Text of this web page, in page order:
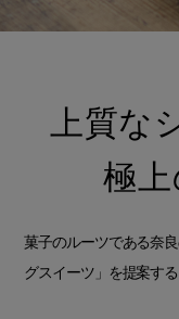
上質な
極上
菓子のルーツである奈
グスイーツ」を提案す